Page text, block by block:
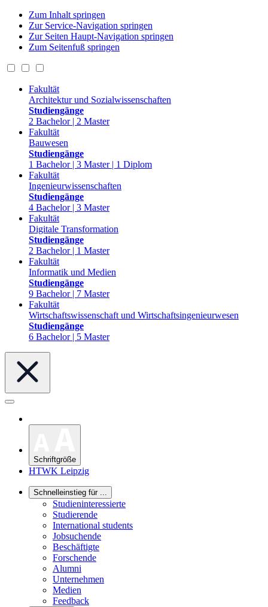
Zum Inhalt springen
Zur Service-Navigation springen
Zur Seiten Haupt-Navigation springen
Zum Seitenfuß springen
Fakultät
Architektur und Sozialwissenschaften
Studiengänge
2 Bachelor | 2 Master
Fakultät
Bauwesen
Studiengänge
1 Bachelor | 3 Master | 1 Diplom
Fakultät
Ingenieurwissenschaften
Studiengänge
4 Bachelor | 3 Master
Fakultät
Digitale Transformation
Studiengänge
2 Bachelor | 1 Master
Fakultät
Informatik und Medien
Studiengänge
9 Bachelor | 7 Master
Fakultät
Wirtschaftswissenschaft und Wirtschaftsingenieurwesen
Studiengänge
6 Bachelor | 5 Master
Schriftgröße
HTWK Leipzig
Schnelleinstieg für ...
Studieninteressierte
Studierende
International students
Jobsuchende
Beschäftigte
Forschende
Alumni
Unternehmen
Medien
Feedback